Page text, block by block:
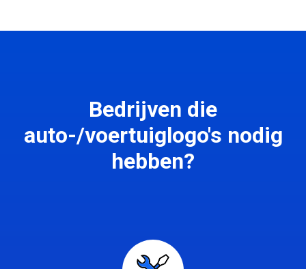
Bedrijven die
auto-/voertuiglogo's nodig
hebben?